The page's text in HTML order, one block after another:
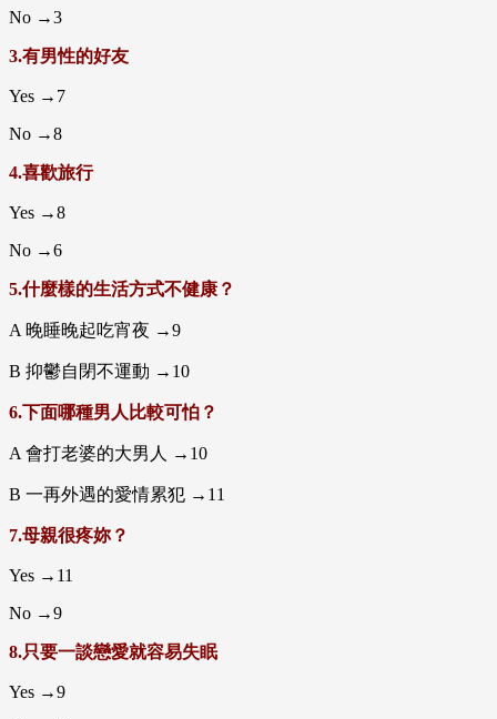
No →3
3.有男性的好友
Yes →7
No →8
4.喜歡旅行
Yes →8
No →6
5.什麼樣的生活方式不健康？
A 晚睡晚起吃宵夜 →9
B 抑鬱自閉不運動 →10
6.下面哪種男人比較可怕？
A 會打老婆的大男人 →10
B 一再外遇的愛情累犯 →11
7.母親很疼妳？
Yes →11
No →9
8.只要一談戀愛就容易失眠
Yes →9